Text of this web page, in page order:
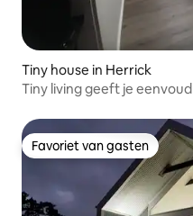
Tiny house in Herrick
Tiny living geeft je eenvoud
Favoriet van gasten
Favoriet van gasten